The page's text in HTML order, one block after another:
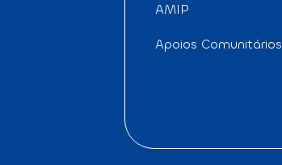
AMIP
Apoios Comunitários